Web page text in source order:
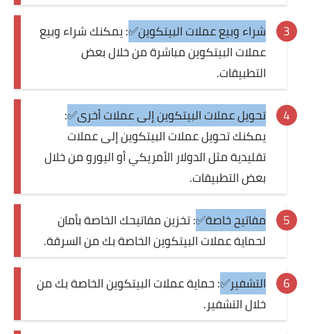
شراء وبيع عملات البيتكوين✅: يمكنك شراء وبيع
عملات البيتكوين مباشرة من خلال بعض
التطبيقات.
تحويل عملات البيتكوين إلى عملات أخرى✅:
يمكنك تحويل عملات البيتكوين إلى عملات
تقليدية مثل الدولار الأمريكي أو اليورو من خلال
بعض التطبيقات.
مفاتيح خاصة✅: تخزين مفاتيحك الخاصة بأمان
لحماية عملات البيتكوين الخاصة بك من السرقة.
التشفير✅: حماية عملات البيتكوين الخاصة بك من
خلال التشفير.